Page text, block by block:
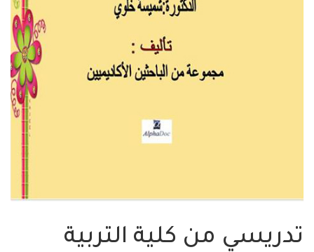
تدريسي من كلية التربية